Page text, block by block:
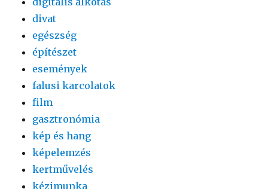
divat
egészség
építészet
események
falusi karcolatok
film
gasztronómia
kép és hang
képelemzés
kertművelés
kézimunka